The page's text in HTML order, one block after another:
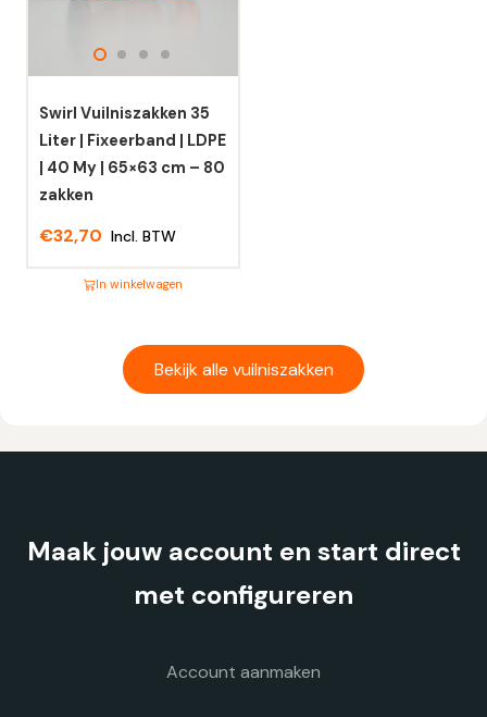
worden
op
de
productpagina
Swirl Vuilniszakken 35
Liter | Fixeerband | LDPE
| 40 My | 65×63 cm – 80
zakken
€32,70 Incl. BTW
In winkelwagen
Deze
worden
Bekijk alle vuilniszakken
Maak jouw account en start direct
met configureren
Account aanmaken